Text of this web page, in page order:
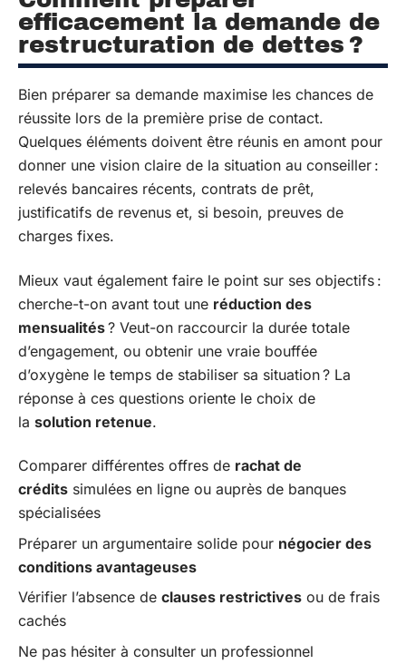
efficacement la demande de
restructuration de dettes ?
Bien préparer sa demande maximise les chances de
réussite lors de la première prise de contact.
Quelques éléments doivent être réunis en amont pour
donner une vision claire de la situation au conseiller :
relevés bancaires récents, contrats de prêt,
justificatifs de revenus et, si besoin, preuves de
charges fixes.
Mieux vaut également faire le point sur ses objectifs :
cherche-t-on avant tout une réduction des
mensualités? Veut-on raccourcir la durée totale
d’engagement, ou obtenir une vraie bouffée
d’oxygène le temps de stabiliser sa situation ? La
réponse à ces questions oriente le choix de
la solution retenue.
Comparer différentes offres de rachat de
crédits simulées en ligne ou auprès de banques
spécialisées
Préparer un argumentaire solide pour négocier des
conditions avantageuses
Vérifier l’absence de clauses restrictives ou de frais
cachés
Ne pas hésiter à consulter un professionnel